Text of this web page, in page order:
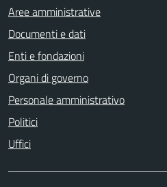
Aree amministrative
Documenti e dati
Enti e fondazioni
Organi di governo
Personale amministrativo
Politici
Uffici